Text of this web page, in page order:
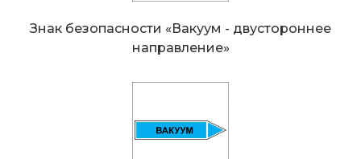
Знак безопасности «Вакуум - двустороннeе
направление»